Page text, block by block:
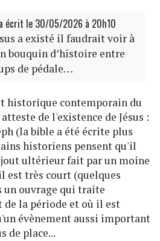
écrit le 30/05/2026 à 20h10
a existé il faudrait voir à
bouquin d’histoire entre
de pédale…
historique contemporain du
de l'existence de Jésus :
(la bible a été écrite plus
historiens pensent qu'il
ultérieur fait par un moine
est très court (quelques
un ouvrage qui traite
de la période et où il est
évènement aussi important
de place...